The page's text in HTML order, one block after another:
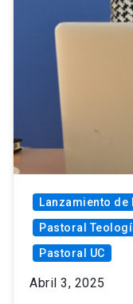
Lanzamiento de
Pastoral
Pastoral UC
Abril 3, 2025